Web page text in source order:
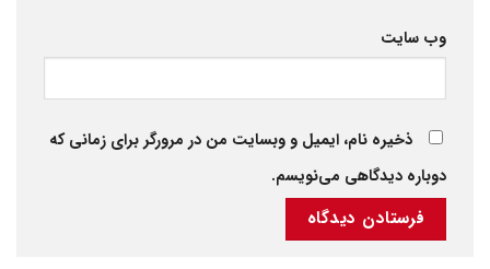
وب‌ سایت
ذخیره نام، ایمیل و وبسایت من در مرورگر برای زمانی که
دوباره دیدگاهی می‌نویسم.